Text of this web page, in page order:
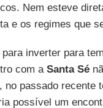
Nem esteve
e os regimes que
inverter para
com a Santa Sé
no passado recente
possível um